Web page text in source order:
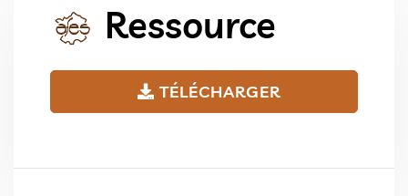
Ressource
TÉLÉCHARGER